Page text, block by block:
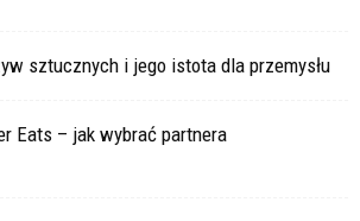
sztucznych i jego istota dla przemysłu
Eats – jak wybrać partnera